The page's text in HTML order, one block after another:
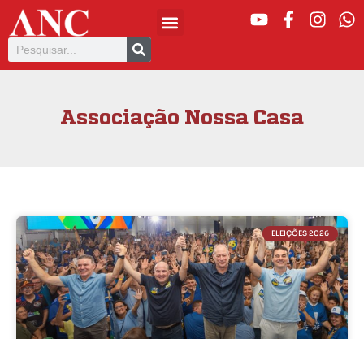
Associação Nossa Casa
ELEIÇÕES 2026